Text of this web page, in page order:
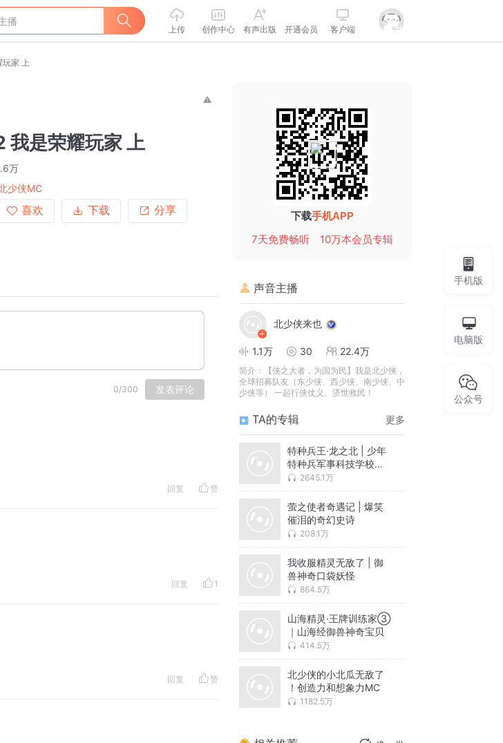
上传 创作中心 有声出版 开通会员 客户端
家 上
我是荣耀玩家 上
万
少侠MC
喜欢
下载 分享
0/300 发表评论
回复 赞
回复 1
回复 赞
下载手机APP
7天免费畅听
10万本会员专辑
声音主播
北少侠来也
1.1万 30 22.4万
简介：
【侠之大者，为国为民】我是北少侠，
全球招募队友（东少侠、西少侠、南少侠、中
少侠等） 一起行侠仗义、济世救民！
TA的专辑 更多
特种兵王·龙之北 | 少年
特种兵军事科技学校北
少侠2645.1万
萤之使者奇遇记 | 爆笑
催泪的奇幻史诗
208.1万
我收服精灵无敌了 | 御
兽神奇口袋妖怪
864.5万
山海精灵·王牌训练家③
｜山海经御兽神奇宝贝
414.5万
北少侠的小北瓜无敌了
！创造力和想象力MC
1182.5万
手机版
电脑版
公众号